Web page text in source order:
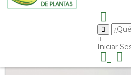
Iniciar
Plantas>
Aglonema Sahara blanco>